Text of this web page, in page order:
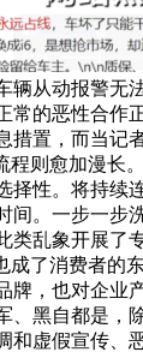
辆从动报警无
常的恶性合作
措置，而当记
程则愈加漫长
择性。将持续
间。一步一步
类乱象开展了
成了消费者的
牌，也对企业
、黑自都是，
和虚假宣传、